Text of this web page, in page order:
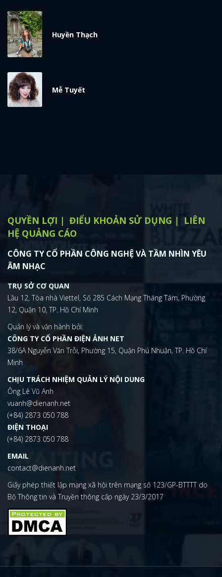
Huyền Thạch
Mễ Tuyết
QUYỀN LỢI ĐIỂU KHOẢN SỬ DỤNG
LIÊN
HỆ QUẢNG CÁO
CÔNG TY CỔ PHẦN CÔNG NGHỆ VÀ TẦM NHÌN YÊU
ÂM NHẠC
TRỤ SỞ CƠ QUAN
Lầu 12, Tòa nhà Viettel, Số 285 Cách Mạng Tháng Tám, Phường
12, Quận 10, TP. Hồ Chí Minh
Quản lý và vận hành bởi:
CÔNG TY CỔ PHẦN ĐIỆN ẢNH NET
38/6A Nguyễn Văn Trỗi, Phường 15, Quận Phú Nhuận, TP. Hồ Chí
Minh
CHỊU TRÁCH NHIỆM QUẢN LÝ NỘI DUNG
Ông Lê Vũ Anh
vuanh@dienanh.net
(+84) 2873 050 788
ĐIỆN THOẠI
(+84) 2873 050 788
EMAIL
contact@dienanh.net
Giấy phép thiết lập mạng xã hội trên mạng số 123/GP-BTTTT do
Bộ Thông tin và Truyền thông cấp ngày 23/3/2017